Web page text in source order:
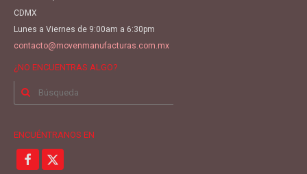
CDMX
Lunes a Viernes de 9:00am a 6:30pm
contacto@movenmanufacturas.com.mx
¿NO ENCUENTRAS ALGO?
Buscar
ENCUÉNTRANOS EN